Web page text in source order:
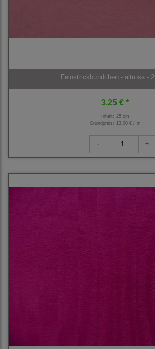
Feinstrickbündchen - altrosa -
3,25 € *
Inhalt: 25 cm
Grundpreis: 13,00 € / m